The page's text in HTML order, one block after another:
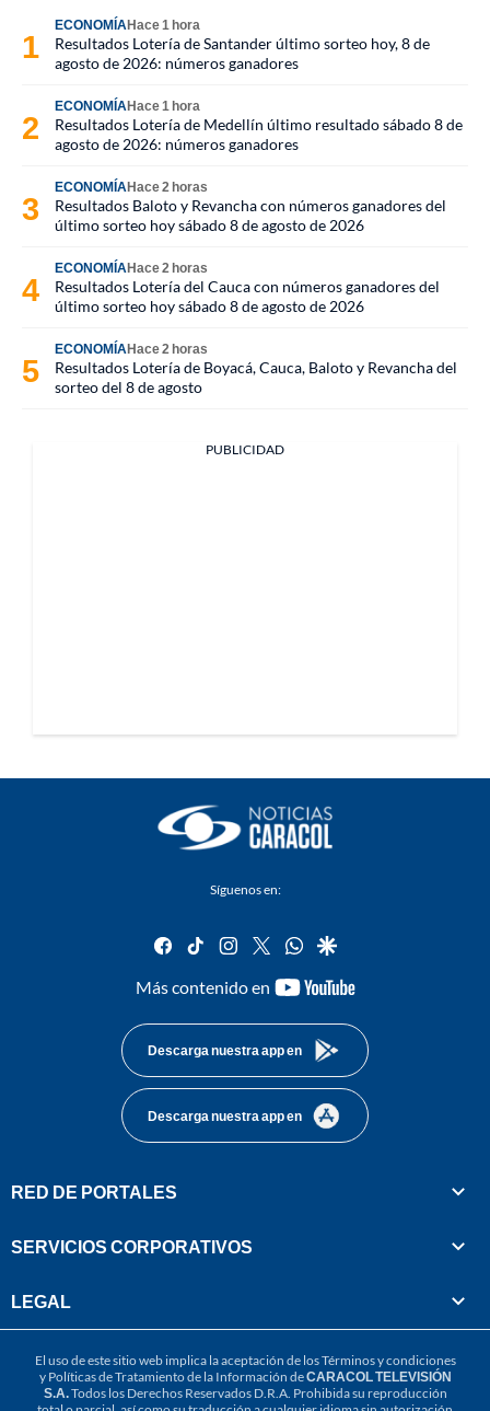
ECONOMÍAHace 1 hora
Resultados Lotería de Santander último sorteo hoy, 8 de
agosto de 2026: números ganadores
ECONOMÍAHace 1 hora
Resultados Lotería de Medellín último resultado sábado 8 de
agosto de 2026: números ganadores
ECONOMÍAHace 2 horas
Resultados Baloto y Revancha con números ganadores del
último sorteo hoy sábado 8 de agosto de 2026
ECONOMÍAHace 2 horas
Resultados Lotería del Cauca con números ganadores del
último sorteo hoy sábado 8 de agosto de 2026
ECONOMÍAHace 2 horas
Resultados Lotería de Boyacá, Cauca, Baloto y Revancha del
sorteo del 8 de agosto
PUBLICIDAD
Síguenos en:
facebook
tiktok instagram
twitterwhatsapp
google
Más contenido en
youtube-
Descarga nuestra app en
Descarga nuestra app en
RED DE PORTALES
SERVICIOS CORPORATIVOS
LEGAL
El uso de este sitio web implica la aceptación de losTérminos y condiciones
y Políticas de Tratamiento de la Información deCARACOL TELEVISIÓN
S.A.Todos los Derechos Reservados D.R.A. Prohibida su reproducción